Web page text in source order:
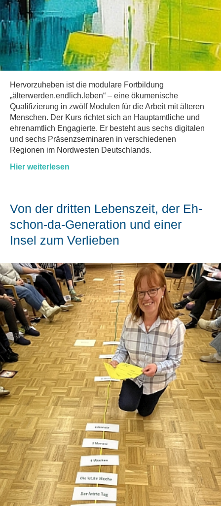
Hervorzuheben ist die modulare Fortbildung
„älterwerden.endlich.leben“ – eine ökumenische
Qualifizierung in zwölf Modulen für die Arbeit mit älteren
Menschen. Der Kurs richtet sich an Hauptamtliche und
ehrenamtlich Engagierte. Er besteht aus sechs digitalen
und sechs Präsenzseminaren in verschiedenen
Regionen im Nordwesten Deutschlands.
Hier weiterlesen
Von der dritten Lebenszeit, der Eh-
schon-da-Generation und einer
Insel zum Verlieben